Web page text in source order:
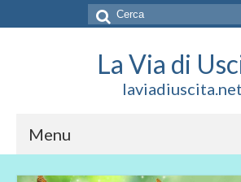
Cerca:
La Via di
laviadiuscita.net
Menu
HOME